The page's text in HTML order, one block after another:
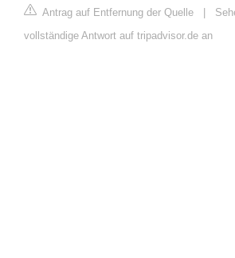
Antrag auf Entfernung der Quelle
vollständige Antwort auf tripadvisor.de an